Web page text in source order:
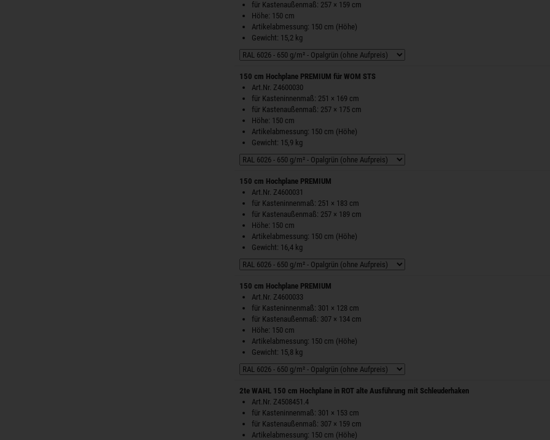
für Kastenaußenmaß: 257 × 159 cm
Höhe: 150 cm
Artikelabmessung: 150 cm (Höhe)
Gewicht: 15,2 kg
150 cm Hochplane PREMIUM für WOM STS
Art.Nr. Z4600030
für Kasteninnenmaß: 251 × 169 cm
für Kastenaußenmaß: 257 × 175 cm
Höhe: 150 cm
Artikelabmessung: 150 cm (Höhe)
Gewicht: 15,9 kg
150 cm Hochplane PREMIUM
Art.Nr. Z4600031
für Kasteninnenmaß: 251 × 183 cm
für Kastenaußenmaß: 257 × 189 cm
Höhe: 150 cm
Artikelabmessung: 150 cm (Höhe)
Gewicht: 16,4 kg
150 cm Hochplane PREMIUM
Art.Nr. Z4600033
für Kasteninnenmaß: 301 × 128 cm
für Kastenaußenmaß: 307 × 134 cm
Höhe: 150 cm
Artikelabmessung: 150 cm (Höhe)
Gewicht: 15,8 kg
2te WAHL 150 cm Hochplane in ROT alte Ausführung mit Schleuderhaken
Art.Nr. Z4508451.4
für Kasteninnenmaß: 301 × 153 cm
für Kastenaußenmaß: 307 × 159 cm
Artikelabmessung: 150 cm (Höhe)